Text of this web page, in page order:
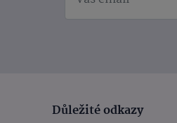
Důležité odkazy